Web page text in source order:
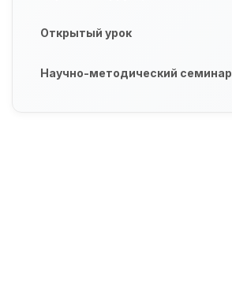
Открытый урок
Научно-методический семинар